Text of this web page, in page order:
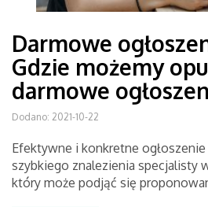
Darmowe
Gdzie możemy
darmowe
Dodano: 2021-10-22
Efektywne i konkretne
szybkiego znalezienia specjalisty
który może podjąć się